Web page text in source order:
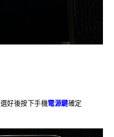
,選好後按下手機電源鍵確定